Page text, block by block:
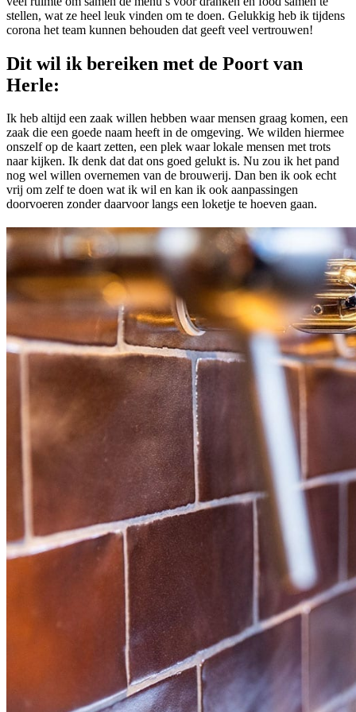
stellen, wat ze heel leuk vinden om te doen. Gelukkig heb ik tijdens
corona het team kunnen behouden dat geeft veel vertrouwen!
Dit wil ik bereiken met de Poort van
Herle:
Ik heb altijd een zaak willen hebben waar mensen graag komen, een
zaak die een goede naam heeft in de omgeving. We wilden hiermee
onszelf op de kaart zetten, een plek waar lokale mensen met trots
naar kijken. Ik denk dat dat ons goed gelukt is. Nu zou ik het pand
nog wel willen overnemen van de brouwerij. Dan ben ik ook echt
vrij om zelf te doen wat ik wil en kan ik ook aanpassingen
doorvoeren zonder daarvoor langs een loketje te hoeven gaan.